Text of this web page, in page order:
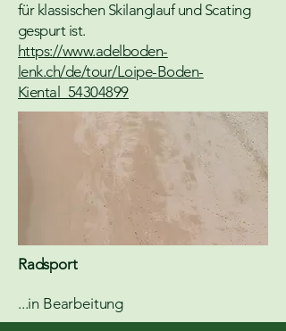
für klassischen Skilanglauf und Scating
gespurt ist.
https://www.adelboden-
lenk.ch/de/tour/Loipe-Boden-
Kiental_54304899
Radsport
...in Bearbeitung